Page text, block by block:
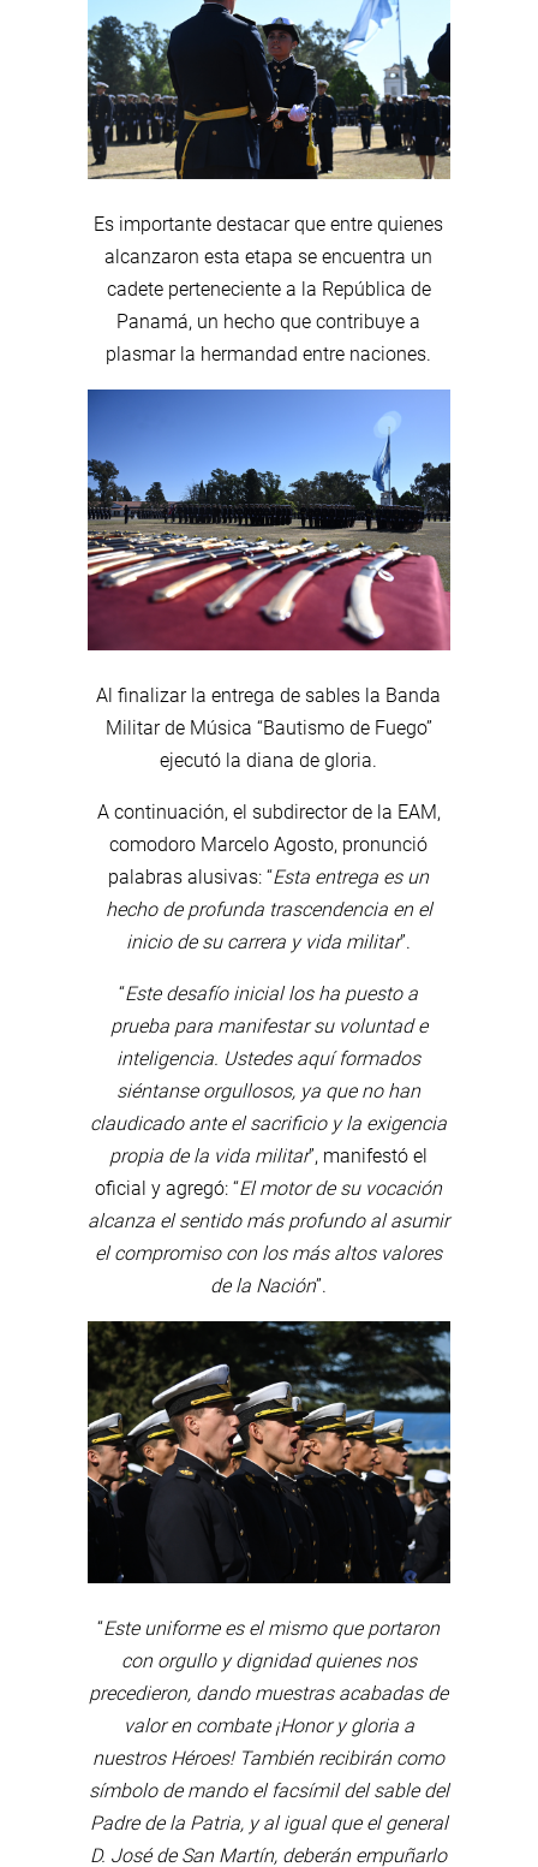
Es importante destacar que entre quienes
alcanzaron esta etapa se encuentra un
cadete perteneciente a la República de
Panamá, un hecho que contribuye a
plasmar la hermandad entre naciones.
Al finalizar la entrega de sables la Banda
Militar de Música “Bautismo de Fuego”
ejecutó la diana de gloria.
A continuación, el subdirector de la EAM,
comodoro Marcelo Agosto, pronunció
palabras alusivas: “Esta entrega es un
hecho de profunda trascendencia en el
inicio de su carrera y vida militar”.
“Este desafío inicial los ha puesto a
prueba para manifestar su voluntad e
inteligencia. Ustedes aquí formados
siéntanse orgullosos, ya que no han
claudicado ante el sacrificio y la exigencia
propia de la vida militar”, manifestó el
oficial y agregó: “El motor de su vocación
alcanza el sentido más profundo al asumir
el compromiso con los más altos valores
de la Nación”.
“Este uniforme es el mismo que portaron
con orgullo y dignidad quienes nos
precedieron, dando muestras acabadas de
valor en combate ¡Honor y gloria a
nuestros Héroes! También recibirán como
símbolo de mando el facsímil del sable del
Padre de la Patria, y al igual que el general
D. José de San Martín, deberán empuñarlo